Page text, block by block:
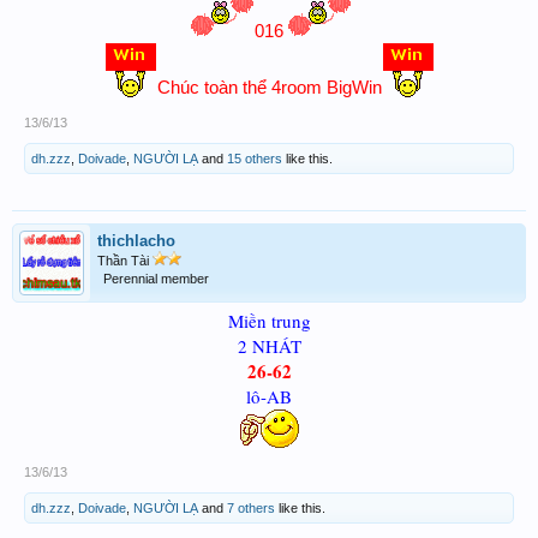
016
Chúc toàn thể 4room BigWin
13/6/13
dh.zzz Doivade NGƯỜI LẠ and 15 others like this.
thichlacho
Thần Tài
Perennial member
Miền trung
2 NHÁT
26-62
lô-AB
13/6/13
dh.zzz Doivade NGƯỜI LẠ and 7 others like this.